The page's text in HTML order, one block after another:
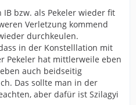
bzw. als Pekeler wieder fit
Verletzung kommend
durchkeulen.
in der Konstelllation mit
Pekeler hat mittlerweile eben
auch beidseitig
Das sollte man in der
aber dafür ist Szilagyi